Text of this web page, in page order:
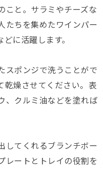
こと。サラミやチーズな
たちを集めたワインパー
に活躍します。
スポンジで洗うことがで
乾燥させてください。表
、クルミ油などを塗れば
してくれるブランチボー
レートとトレイの役割を